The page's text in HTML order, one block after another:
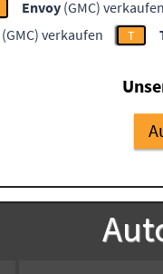
Envoy (GMC) verkaufen
(GMC) verkaufen T